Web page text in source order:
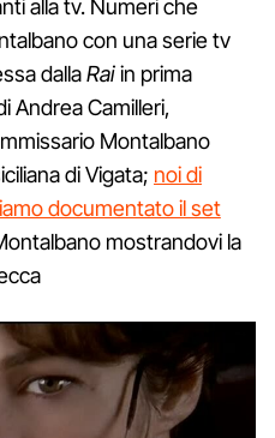
alla tv. Numeri che
con una serie tv
dallaRaiin prima
Andrea Camilleri,
Montalbano
di Vigata; noi di
documentato il set
mostrandovi la